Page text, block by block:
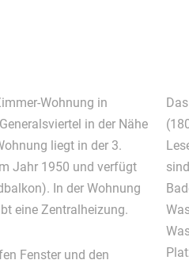
Wohnung in
in der Nähe
liegt in der 3.
Jahr 1950 und verfügt
In der Wohnung
eine Zentralheizung.
Fenster und den